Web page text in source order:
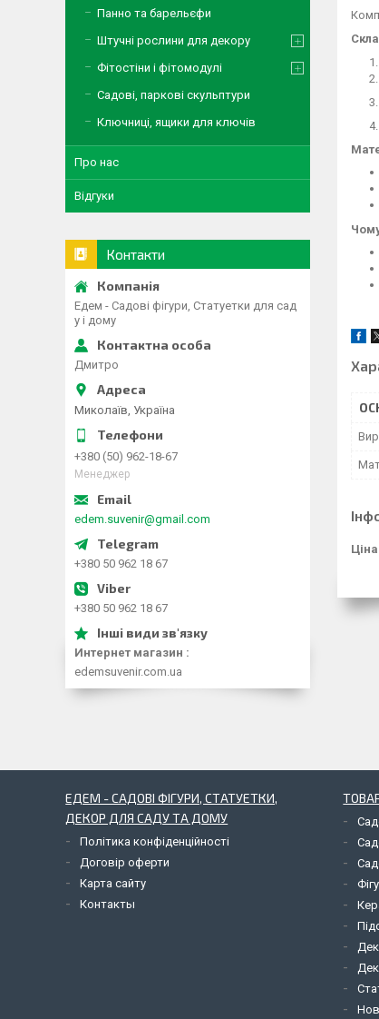
Панно та барельєфи
Штучні рослини для декору
Фітостіни і фітомодулі
Садові, паркові скульптури
Ключниці, ящики для ключів
Про нас
Відгуки
Контакти
Едем - Садові фігури, Статуетки для сад
у і дому
Дмитро
Миколаїв, Україна
+380 (50) 962-18-67
Менеджер
edem.suvenir@gmail.com
+380 50 962 18 67
+380 50 962 18 67
Интернет магазин
edemsuvenir.com.ua
ЕДЕМ - САДОВІ ФІГУРИ, СТАТУЕТКИ,
ДЕКОР ДЛЯ САДУ ТА ДОМУ
Політика конфіденційності
Договір оферти
Карта сайту
Контакты